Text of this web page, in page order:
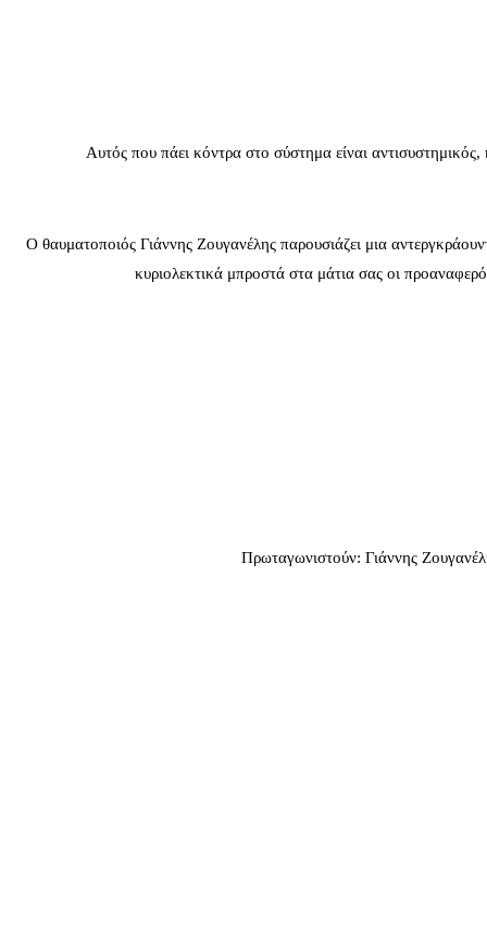
Αυτός που πάει κόντρα στο σύστημα είναι
Ο θαυματοποιός Γιάννης Ζουγανέλης παρουσιάζει μια
κυριολεκτικά μπροστά στα μάτια σας οι
Πρωταγωνιστούν: Γιάννης